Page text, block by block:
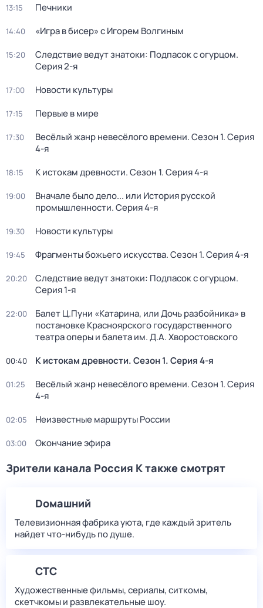
13:15 Печники
14:40 «Игра в бисер» с Игорем Волгиным
15:20 Следствие ведут знатоки: Подпасок с огурцом.
Серия 2-я
17:00 Новости культуры
17:15 Первые в мире
17:30 Весёлый жанр невесёлого времени. Сезон 1. Серия
4-я
18:15 К истокам древности. Сезон 1. Серия 4-я
19:00
Вначале было дело... или История русской
промышленности. Серия 4-я
19:30 Новости культуры
19:45 Фрагменты божьего искусства. Сезон 1. Серия 4-я
20:20 Следствие ведут знатоки: Подпасок с огурцом.
Серия 1-я
22:00
Балет Ц.Пуни «Катарина, или Дочь разбойника» в
постановке Красноярского государственного
театра оперы и балета им. Д.А. Хворостовского
00:40 К истокам древности. Сезон 1. Серия 4-я
01:25 Весёлый жанр невесёлого времени. Сезон 1. Серия
4-я
02:05 Неизвестные маршруты России
03:00 Окончание эфира
Зрители канала Россия К также смотрят
Dомашний
Телевизионная фабрика уюта, где каждый зритель
найдет что‑нибудь по душе.
СТС
Художественные фильмы, сериалы, ситкомы,
скетчкомы и развлекательные шоу.